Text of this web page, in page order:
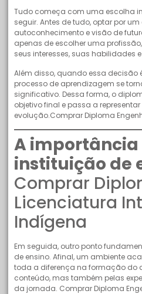
Tudo começa com uma escolha
seguir. Antes de tudo, optar por um
autoconhecimento e visão de
apenas de escolher uma
seus interesses, suas habilidades
Além disso, quando essa decisão
processo de aprendizagem se
significativo. Dessa forma, o
objetivo final e passa a
evolução.Comprar Diploma
A importância
instituição de
Comprar
Licenciatura
Indígena
Em seguida, outro ponto
de ensino. Afinal, um ambiente
toda a diferença na formação do
conteúdo, mas também pelas
da jornada. Comprar Diploma